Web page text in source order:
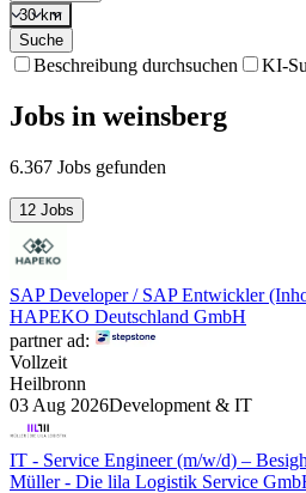
30 km
Suche
Beschreibung durchsuchen KI-
Jobs in weinsberg
6.367 Jobs gefunden
12 Jobs
SAP Developer / SAP Entwickler
HAPEKO Deutschland GmbH
partner ad:
Vollzeit
Heilbronn
03 Aug 2026Development & IT
IT - Service Engineer (m/w/d) –
Müller - Die lila Logistik Service